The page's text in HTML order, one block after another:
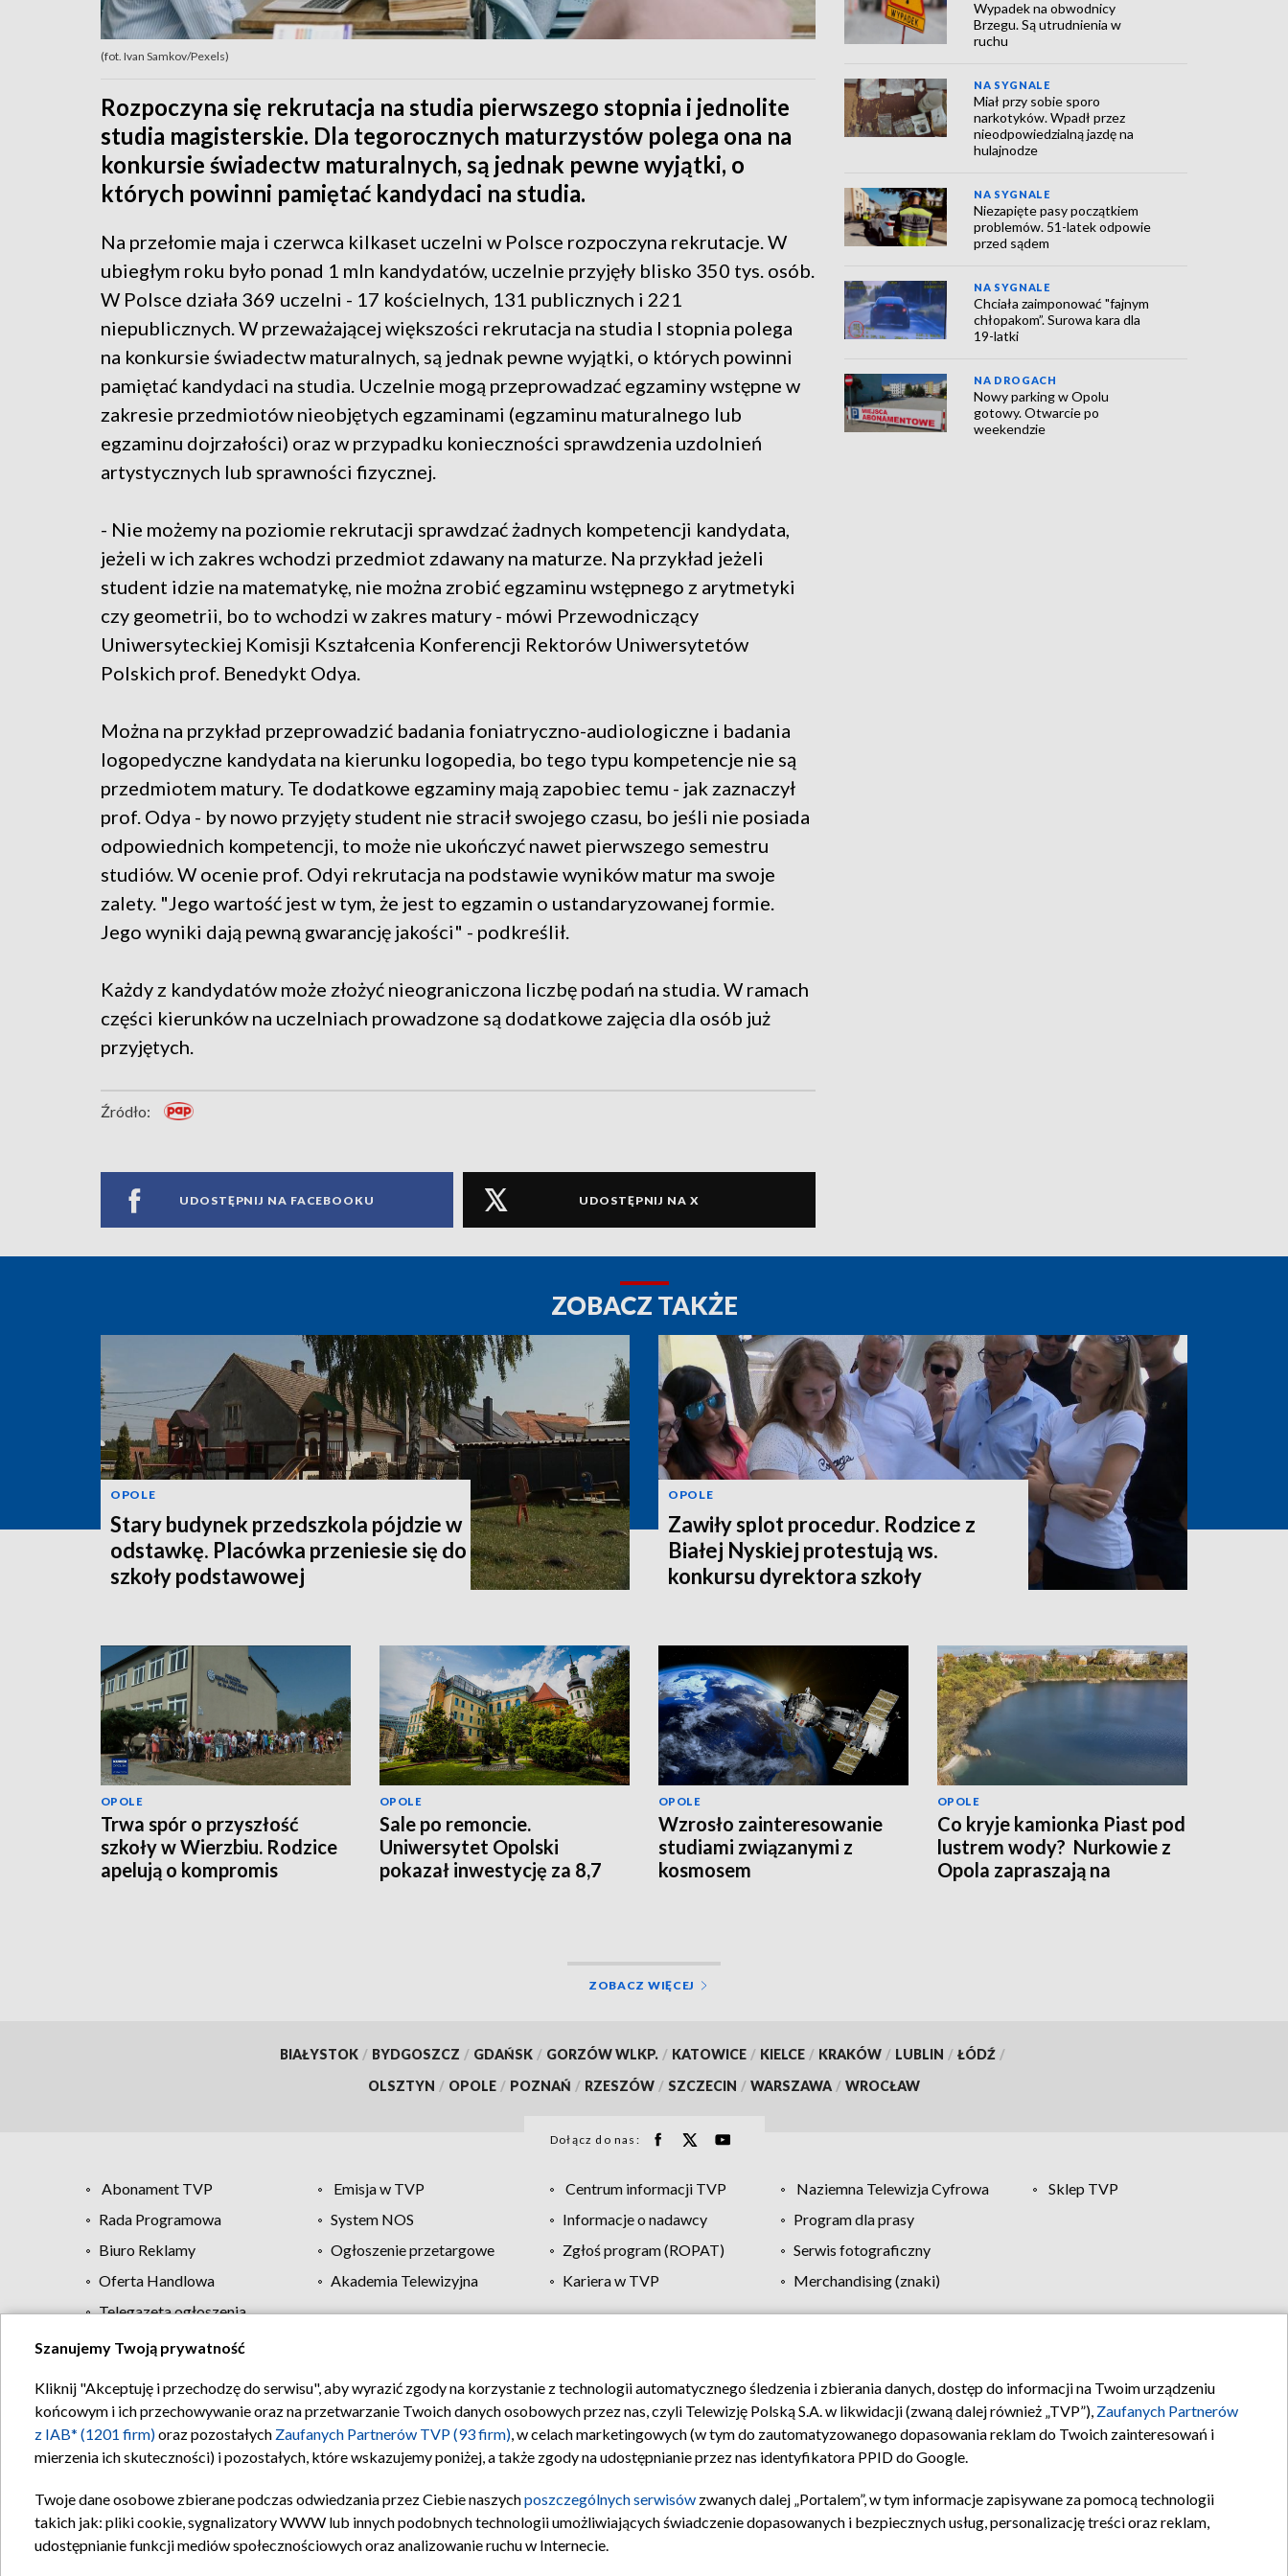
(fot. Ivan Samkov/Pexels)
Rozpoczyna się rekrutacja na studia pierwszego stopnia i jednolite
studia magisterskie. Dla tegorocznych maturzystów polega ona na
konkursie świadectw maturalnych, są jednak pewne wyjątki, o
których powinni pamiętać kandydaci na studia.
Na przełomie maja i czerwca kilkaset uczelni w Polsce rozpoczyna rekrutacje. W
ubiegłym roku było ponad 1 mln kandydatów, uczelnie przyjęły blisko 350 tys. osób.
W Polsce działa 369 uczelni - 17 kościelnych, 131 publicznych i 221
niepublicznych. W przeważającej większości rekrutacja na studia I stopnia polega
na konkursie świadectw maturalnych, są jednak pewne wyjątki, o których powinni
pamiętać kandydaci na studia. Uczelnie mogą przeprowadzać egzaminy wstępne w
zakresie przedmiotów nieobjętych egzaminami (egzaminu maturalnego lub
egzaminu dojrzałości) oraz w przypadku konieczności sprawdzenia uzdolnień
artystycznych lub sprawności fizycznej.
- Nie możemy na poziomie rekrutacji sprawdzać żadnych kompetencji kandydata,
jeżeli w ich zakres wchodzi przedmiot zdawany na maturze. Na przykład jeżeli
student idzie na matematykę, nie można zrobić egzaminu wstępnego z arytmetyki
czy geometrii, bo to wchodzi w zakres matury - mówi Przewodniczący
Uniwersyteckiej Komisji Kształcenia Konferencji Rektorów Uniwersytetów
Polskich prof. Benedykt Odya.
Można na przykład przeprowadzić badania foniatryczno-audiologiczne i badania
logopedyczne kandydata na kierunku logopedia, bo tego typu kompetencje nie są
przedmiotem matury. Te dodatkowe egzaminy mają zapobiec temu - jak zaznaczył
prof. Odya - by nowo przyjęty student nie stracił swojego czasu, bo jeśli nie posiada
odpowiednich kompetencji, to może nie ukończyć nawet pierwszego semestru
studiów. W ocenie prof. Odyi rekrutacja na podstawie wyników matur ma swoje
zalety. "Jego wartość jest w tym, że jest to egzamin o ustandaryzowanej formie.
Jego wyniki dają pewną gwarancję jakości" - podkreślił.
Każdy z kandydatów może złożyć nieograniczona liczbę podań na studia. W ramach
części kierunków na uczelniach prowadzone są dodatkowe zajęcia dla osób już
przyjętych.
Źródło:
UDOSTĘPNIJ NA FACEBOOKU UDOSTĘPNIJ NA X
Wypadek na obwodnicy
Brzegu. Są utrudnienia w
ruchu
NA SYGNALE
Miał przy sobie sporo
narkotyków. Wpadł przez
nieodpowiedzialną jazdę na
hulajnodze
NA SYGNALE
Niezapięte pasy początkiem
problemów. 51-latek odpowie
przed sądem
NA SYGNALE
Chciała zaimponować "fajnym
chłopakom”. Surowa kara dla
19-latki
NA DROGACH
Nowy parking w Opolu
gotowy. Otwarcie po
weekendzie
ZOBACZ TAKŻE
OPOLE
Stary budynek przedszkola pójdzie w
odstawkę. Placówka przeniesie się do
szkoły podstawowej
OPOLE
Zawiły splot procedur. Rodzice z
Białej Nyskiej protestują ws.
konkursu dyrektora szkoły
OPOLE
Trwa spór o przyszłość
szkoły w Wierzbiu. Rodzice
apelują o kompromis
OPOLE
Sale po remoncie.
Uniwersytet Opolski
pokazał inwestycję za 8,7
OPOLE
Wzrosło zainteresowanie
studiami związanymi z
kosmosem
OPOLE
Co kryje kamionka Piast pod
lustrem wody? Nurkowie z
Opola zapraszają na
ZOBACZ WIĘCEJ
BIAŁYSTOK / BYDGOSZCZ / GDAŃSK / GORZÓW WLKP. / KATOWICE / KIELCE / KRAKÓW / LUBLIN / ŁÓDŹ /
OLSZTYN / OPOLE / POZNAŃ / RZESZÓW / SZCZECIN / WARSZAWA / WROCŁAW
Dołącz do nas:
Abonament TVP Emisja w TVP Centrum informacji TVP Naziemna Telewizja Cyfrowa
Sklep TVP
Rada Programowa
System NOS Informacje o nadawcy
Program dla prasy
Biuro Reklamy
Ogłoszenie przetargowe Zgłoś program (ROPAT)
Serwis fotograficzny
Oferta Handlowa
Akademia Telewizyjna Kariera w TVP
Merchandising (znaki)
Telegazeta ogłoszenia
Regulamin TVP Polityka prywatności Moje zgody Pomoc Biuro reklamy Kontakt
Szanujemy Twoją prywatność
Kliknij "Akceptuję i przechodzę do serwisu", aby wyrazić zgody na korzystanie z technologii automatycznego śledzenia i zbierania danych, dostęp do informacji na Twoim urządzeniu
końcowym i ich przechowywanie oraz na przetwarzanie Twoich danych osobowych przez nas, czyli Telewizję Polską S.A. w likwidacji (zwaną dalej również „TVP”), Zaufanych Partnerów
z IAB* (1201 firm)oraz pozostałych Zaufanych Partnerów TVP (93 firm), w celach marketingowych (w tym do zautomatyzowanego dopasowania reklam do Twoich zainteresowań i
mierzenia ich skuteczności) i pozostałych, które wskazujemy poniżej, a także zgody na udostępnianie przez nas identyfikatora PPID do Google.
Twoje dane osobowe zbierane podczas odwiedzania przez Ciebie naszychposzczególnych serwisów zwanych dalej „Portalem”, w tym informacje zapisywane za pomocą technologii
takich jak: pliki cookie, sygnalizatory WWW lub innych podobnych technologii umożliwiających świadczenie dopasowanych i bezpiecznych usług, personalizację treści oraz reklam,
udostępnianie funkcji mediów społecznościowych oraz analizowanie ruchu w Internecie.